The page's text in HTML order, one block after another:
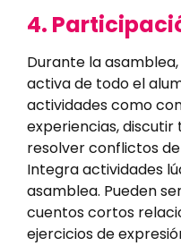
4.
Durante la
activa de todo el
actividades como
experiencias,
resolver conflictos
Integra actividades
asamblea. Pueden
cuentos cortos
ejercicios de